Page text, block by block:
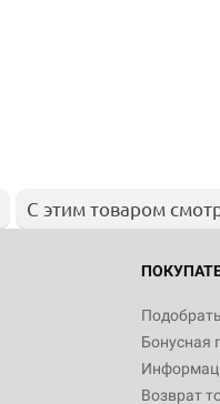
С этим товаром
Бонусная
Возврат